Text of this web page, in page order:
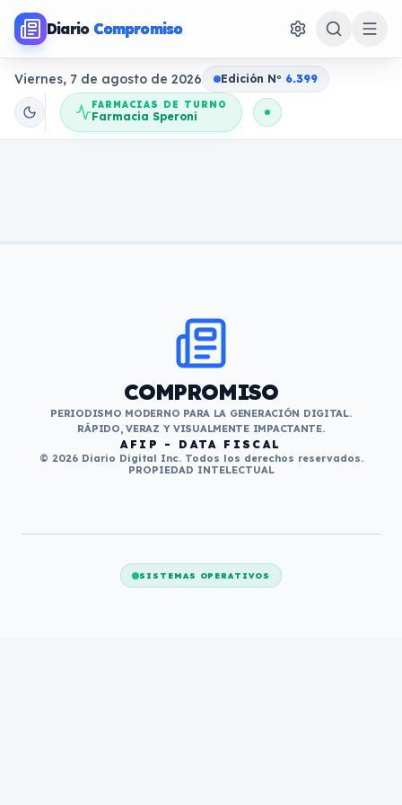
Diario Compromiso
Viernes, 7 de agosto de 2026 Edición No 6.399
FARMACIAS DE TURNO
Farmacia Speroni
COMPROMISO
PERIODISMO MODERNO PARA LA GENERACIÓN DIGITAL.
RÁPIDO, VERAZ Y VISUALMENTE IMPACTANTE.
AFIP - DATA FISCAL
© 2026 Diario Digital Inc. Todos los derechos reservados.
PROPIEDAD INTELECTUAL
SISTEMAS OPERATIVOS